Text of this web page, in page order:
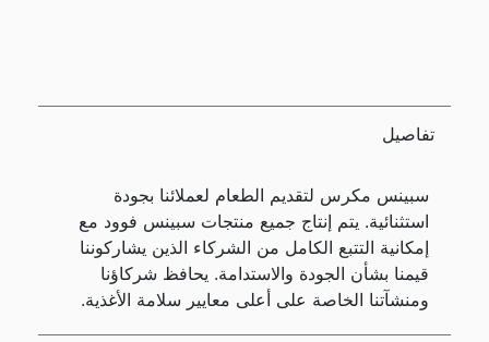
تفاصيل
سبينس مكرس لتقديم الطعام لعملائنا بجودة
استثنائية. يتم إنتاج جميع منتجات سبينس فوود مع
إمكانية التتبع الكامل من الشركاء الذين يشاركوننا
قيمنا بشأن الجودة والاستدامة. يحافظ شركاؤنا
ومنشآتنا الخاصة على أعلى معايير سلامة الأغذية.